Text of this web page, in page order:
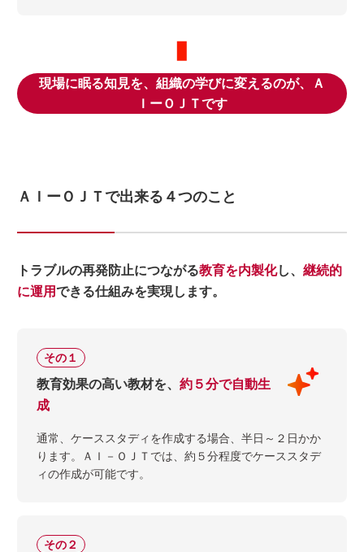
現場に眠る知見を、組織の学びに変えるのが、Ａ
ＩーＯＪＴです
ＡＩーＯＪＴで出来る４つのこと
トラブルの再発防止につながる教育を内製化し、継続的
に運用できる仕組みを実現します。
その１
教育効果の高い教材を、約５分で自動生
成
通常、ケーススタディを作成する場合、半日～２日かか
ります。ＡＩ－ＯＪＴでは、約５分程度でケーススタデ
ィの作成が可能です。
その２